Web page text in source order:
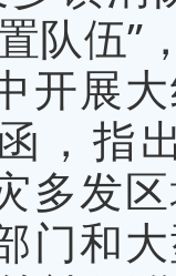
队伍”
开展
，指
多发
门和